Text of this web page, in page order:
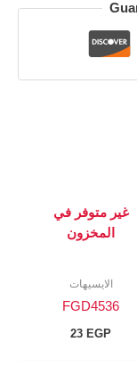
غير متوفر في
المخزون
الايسيهات
FGD4536
23 EGP